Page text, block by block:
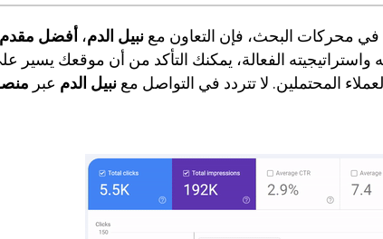
في محركات البحث، فإن التعاون مع نبيل الدم، أفضل
الفعالة، يمكنك التأكد من أن موقعك يسير
المحتملين. لا تتردد في التواصل مع نبيل الدم عبر